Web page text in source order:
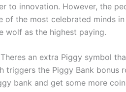
to innovation. However, the
of the most celebrated minds
wolf as the highest paying.
an extra Piggy symbol
triggers the Piggy Bank bonus
bank and get some more